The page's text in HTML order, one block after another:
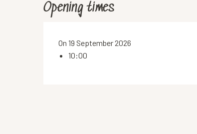
Opening times
On 19 September 2026
10:00